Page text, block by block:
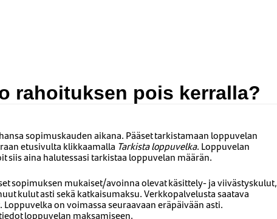
rahoituksen pois kerralla?
sopimuskauden aikana. Pääset tarkistamaan loppuvelan
etusivulta klikkaamalla Tarkista loppuvelka. Loppuvelan
siis aina halutessasi tarkistaa loppuvelan määrän.
sopimuksen mukaiset/avoinna olevat käsittely- ja viivästyskulut,
kulut asti sekä katkaisumaksu. Verkkopalvelusta saatava
on voimassa seuraavaan eräpäivään asti.
loppuvelan maksamiseen.